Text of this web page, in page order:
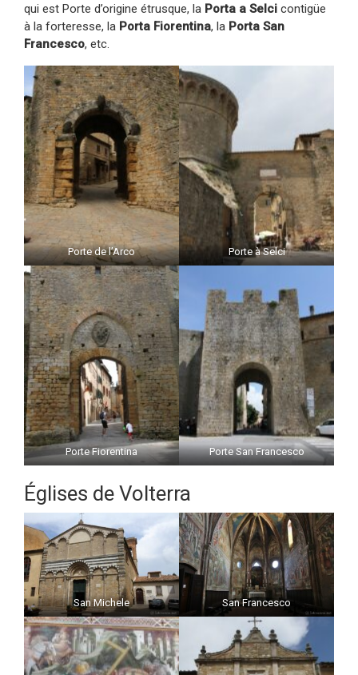
qui est Porte d’origine étrusque, la Porta a Selci contigüe
à la forteresse, la Porta Fiorentina, la Porta San
Francesco, etc.
Porte de l’Arco Porte à Selci
Porte Fiorentina Porte San Francesco
Églises de Volterra
San Michele San Francesco